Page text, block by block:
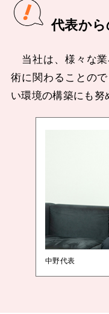
代表か
当社は、様々な業
術に関わることの
い環境の構築にも努
中野代表